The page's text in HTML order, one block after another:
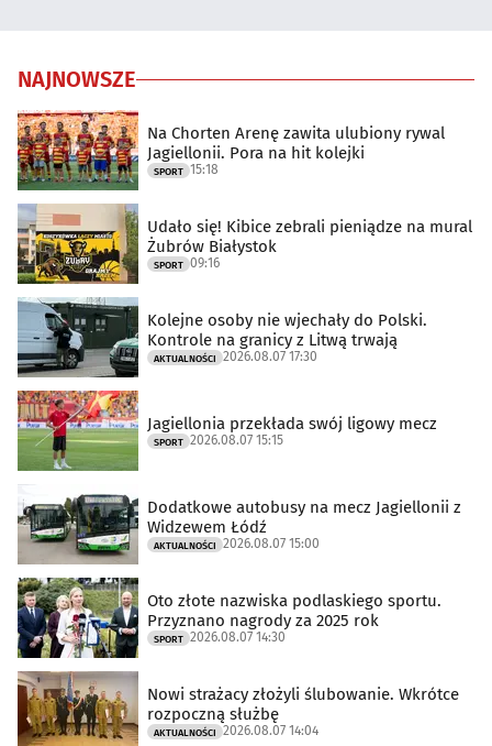
NAJNOWSZE
Na Chorten Arenę zawita ulubiony rywal
Jagiellonii. Pora na hit kolejki
SPORT 15:18
Udało się! Kibice zebrali pieniądze na mural
Żubrów Białystok
SPORT 09:16
Kolejne osoby nie wjechały do Polski.
Kontrole na granicy z Litwą trwają
AKTUALNOŚCI 2026.08.07 17:30
Jagiellonia przekłada swój ligowy mecz
SPORT 2026.08.07 15:15
Dodatkowe autobusy na mecz Jagiellonii z
Widzewem Łódź
AKTUALNOŚCI 2026.08.07 15:00
Oto złote nazwiska podlaskiego sportu.
Przyznano nagrody za 2025 rok
SPORT 2026.08.07 14:30
Nowi strażacy złożyli ślubowanie. Wkrótce
rozpoczną służbę
AKTUALNOŚCI 2026.08.07 14:04